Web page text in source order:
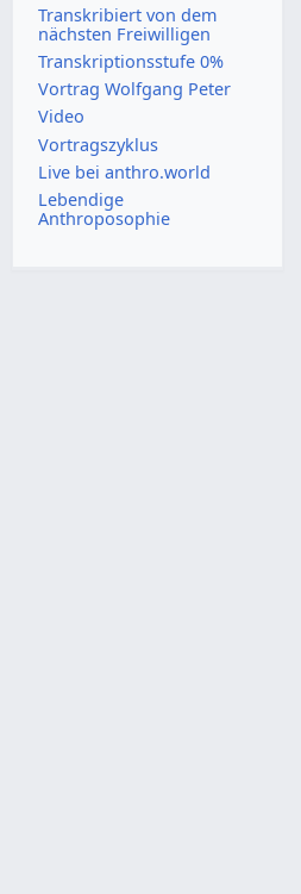
Transkribiert von dem
nächsten Freiwilligen
Transkriptionsstufe 0%
Vortrag Wolfgang Peter
Video
Vortragszyklus
Live bei anthro.world
Lebendige
Anthroposophie